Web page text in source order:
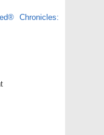
Chronicles: